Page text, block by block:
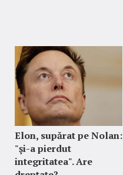
Elon, supărat pe Nolan:
"şi-a pierdut
integritatea". Are